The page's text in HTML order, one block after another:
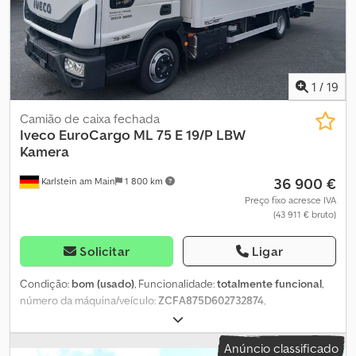
1 / 19
Karlstein am Main 1 800 km
Camião de caixa fechada
Iveco EuroCargo ML 75 E 19/P LBW
Kamera
36 900 €
Preço fixo acresce IVA
(43 911 € bruto)
Solicitar Ligar
Condição: bom (usado), Funcionalidade:totalmente funcional,
número da máquina/veículo:ZCFA875D602732874,
, potência:
matrícula:06/2023, tipo de combustível:diesel, peso em vazio:
, peso máximo de carga: 2 430 kg , peso total:7 490 kg,
Anúncio classificado